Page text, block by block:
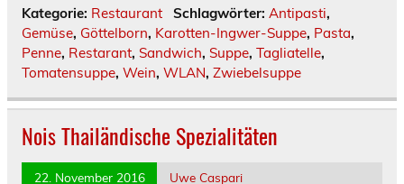
Kategorie: Restaurant Schlagwörter: Antipasti,
Gemüse, Göttelborn, Karotten-Ingwer-Suppe, Pasta,
Penne, Restarant, Sandwich, Suppe, Tagliatelle,
Tomatensuppe, Wein, WLAN, Zwiebelsuppe
Nois Thailändische Spezialitäten
22. November 2016
Uwe Caspari